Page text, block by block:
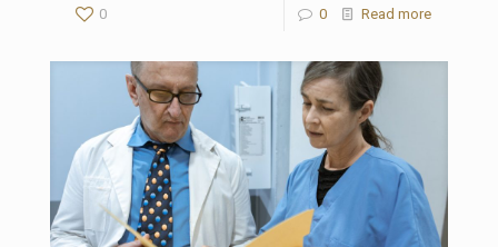
0 0 Read more